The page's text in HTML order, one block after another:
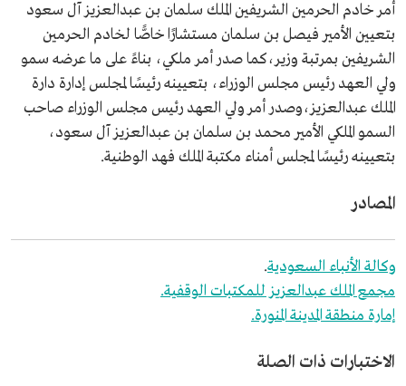
أمر خادم الحرمين الشريفين الملك سلمان بن عبدالعزيز آل سعود
بتعيين الأمير فيصل بن سلمان مستشارًا خاصًّا لخادم الحرمين
الشريفين بمرتبة وزير،كما صدر أمر ملكي، بناءً على ما عرضه سمو
ولي العهد رئيس مجلس الوزراء، بتعيينه رئيسًا لمجلس إدارة دارة
الملك عبدالعزيز،وصدر أمر ولي العهد رئيس مجلس الوزراء صاحب
السمو الملكي الأمير محمد بن سلمان بن عبدالعزيز آل سعود،
بتعيينه رئيسًا لمجلس أمناء مكتبة الملك فهد الوطنية.
المصادر
وكالة الأنباء السعودية.
مجمع الملك عبدالعزيز للمكتبات الوقفية.
إمارة منطقة المدينة المنورة.
الاختبارات ذات الصلة